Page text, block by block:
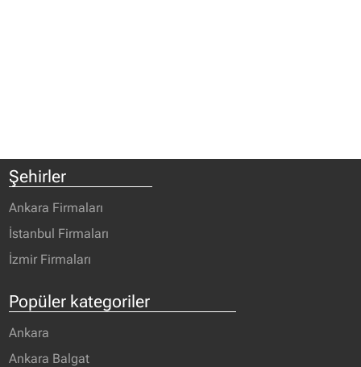
Şehirler
Ankara Firmaları
İstanbul Firmaları
İzmir Firmaları
Popüler kategoriler
Ankara
Ankara Balgat